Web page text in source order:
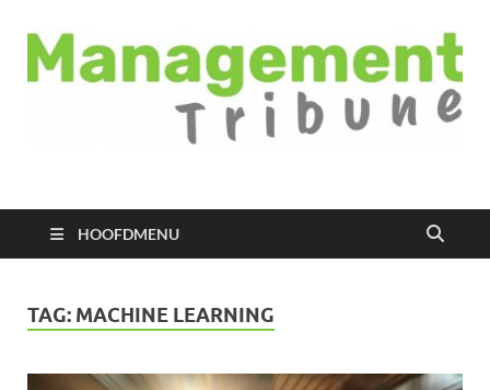
Managementtribune
HOOFDMENU
TAG: MACHINE LEARNING